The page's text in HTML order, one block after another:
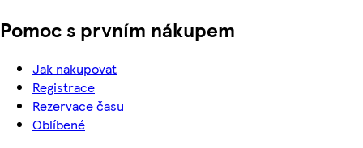
Pomoc s prvním nákupem
Jak nakupovat
Registrace
Rezervace času
Oblíbené